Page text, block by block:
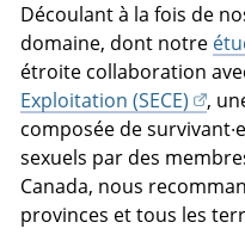
Découlant à la fois de
domaine, dont notre
étroite collaboration
Exploitation (SECE)
,
composée de
sexuels par des
Canada, nous
provinces et tous les